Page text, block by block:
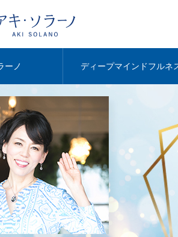
ーノ ディープマインドフルネ